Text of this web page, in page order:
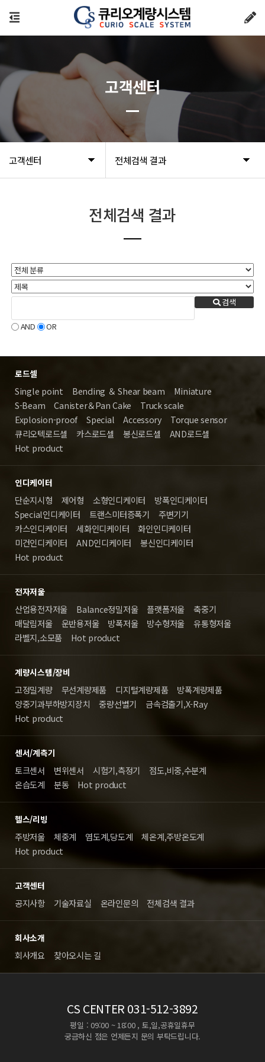
고객센터 전체검색 결과
고객센터
전체검색 결과
검색
AND OR
로드셀
Single point Bending ＆ Shear beam
Miniature
S-Beam
Canister＆Pan Cake
Truck scale
Explosion-proof
Special Accessory
Torque sensor
큐리오텍로드셀
카스로드셀 봉신로드셀
AND로드셀
Hot product
인디케이터
단순지시형 제어형 소형인디케이터
방폭인디케이터
Special인디케이터
트랜스미터증폭기
주변기기
카스인디케이터
세화인디케이터
화인인디케이터
미건인디케이터
AND인디케이터
봉신인디케이터
Hot product
전자저울
산업용전자저울 Balance정밀저울 플랫폼저울
축중기
매달림저울
운반용저울 방폭저울 방수형저울
유통형저울
라벨지,소모품
Hot product
계량시스템/장비
고정밀계량 무선계량제품 디지털계량제품
방폭계량제품
양중기과부하방지장치
중량선별기
금속검출기,X-Ray
Hot product
센서/계측기
토크센서 변위센서 시험기,측정기
점도,비중,수분계
온습도계
분동 Hot product
헬스/리빙
주방저울 체중계 염도계,당도계
체온계,주방온도계
Hot product
고객센터
공지사항 기술자료실 온라인문의 전체검색 결과
회사소개
회사개요 찾아오시는 길
CS CENTER 031-512-3892
평일 : 09:00 ~ 18:00 , 토,일,공휴일휴무
궁금하신 점은 언제든지 문의 부탁드립니다.